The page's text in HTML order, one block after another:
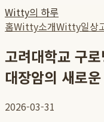
Witty의 하루
홈Witty소개Witty일상
고려대학교 구
대장암의 새로
2026-03-31